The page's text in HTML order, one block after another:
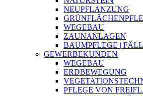
NEUPFLANZUNG
WEGEBAU
ZAUNANLAGEN
BAUMPFLEGE |
GEWERBEKUNDEN
WEGEBAU
ERDBEWEGUNG
PFLEGE VON